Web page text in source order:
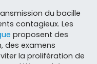
du bacille
contagieux. Les
proposent des
des examens
la prolifération de